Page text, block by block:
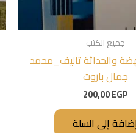
جميع الكتب
والحداثة تاليف_محمد
جمال باروت
200,00EGP
إلى السلة